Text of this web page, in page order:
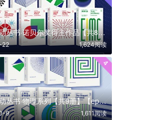
第一推动丛书·诺贝尔奖得主作品【共8册】【epub格式】【26.4MB】【编号：608070】
22 1,624阅读
4
第一推动丛书·物理系列【共9册】【epub格式】【27.1MB】【编号：713856】
9 1,611阅读